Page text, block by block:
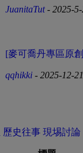
JuanitaTut- 2025-
[麥可喬丹專區原
qqhikki - 2025-12-
歷史往事 現埸討論